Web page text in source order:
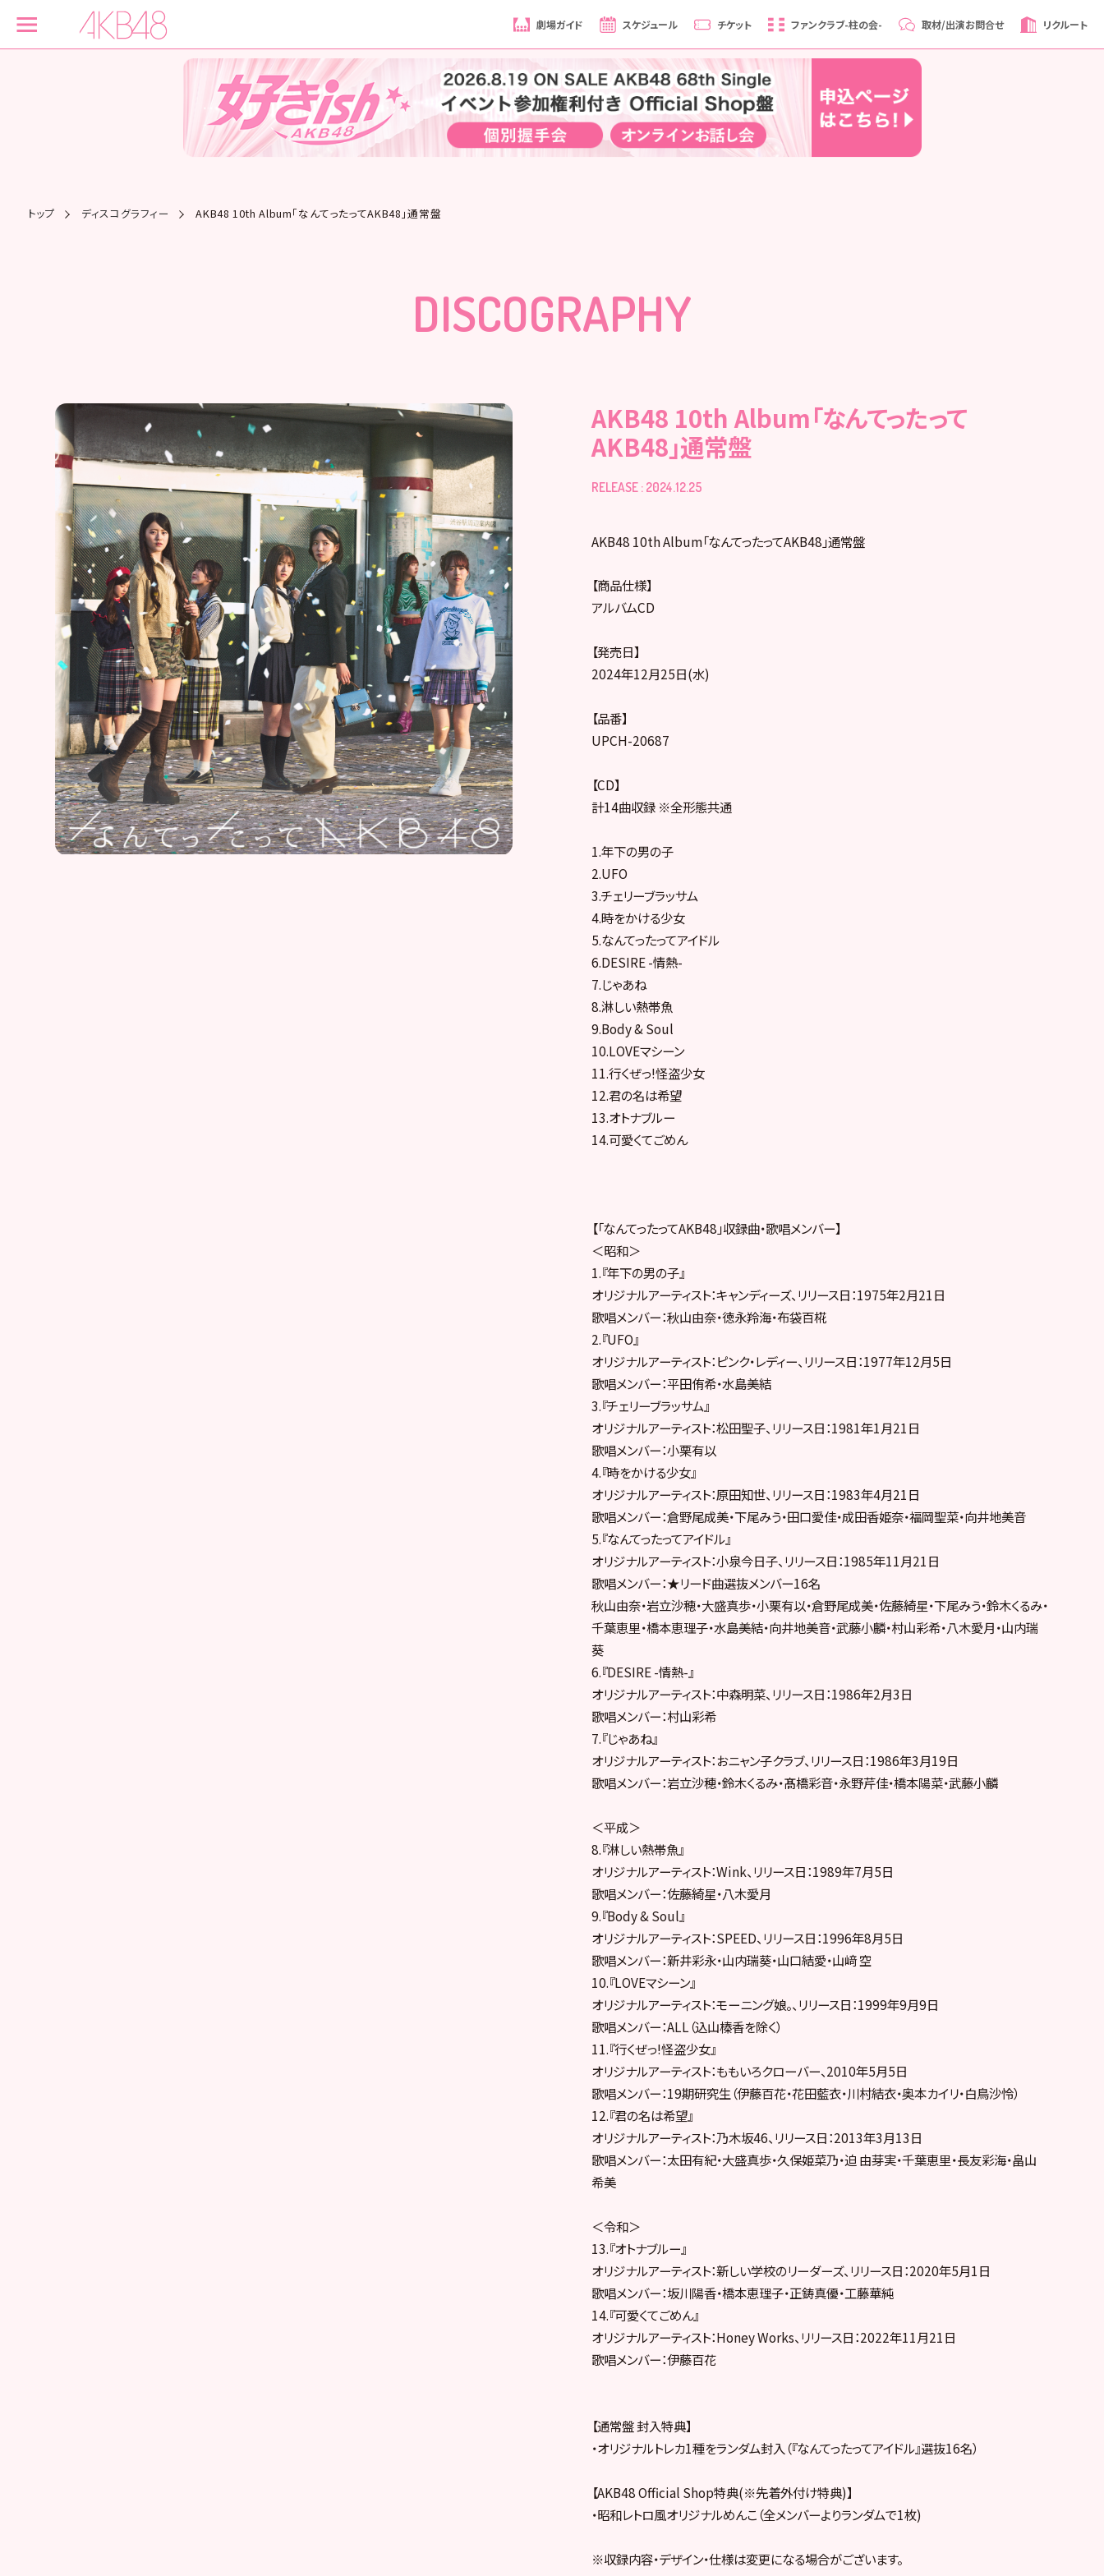
劇場ガイド スケジュール チケット ファンクラブ-柱の会- 取材/出演お問合せ リクルート
トップ ディスコグラフィー AKB48 10th Album「なんてったってAKB48」通常盤
DISCOGRAPHY
AKB48 10th Album「なんてったって
AKB48」通常盤
RELEASE : 2024.12.25
AKB48 10th Album「なんてったってAKB48」通常盤
【商品仕様】
アルバムCD
【発売日】
2024年12月25日(水)
【品番】
UPCH-20687
【CD】
計14曲収録 ※全形態共通
1.年下の男の子
2.UFO
3.チェリーブラッサム
4.時をかける少女
5.なんてったってアイドル
6.DESIRE -情熱-
7.じゃあね
8.淋しい熱帯魚
9.Body & Soul
10.LOVEマシーン
11.行くぜっ!怪盗少女
12.君の名は希望
13.オトナブルー
14.可愛くてごめん
【「なんてったってAKB48」収録曲・歌唱メンバー】
＜昭和＞
1.『年下の男の子』
オリジナルアーティスト：キャンディーズ、リリース日：1975年2月21日
歌唱メンバー：秋山由奈・徳永羚海・布袋百椛
2.『UFO』
オリジナルアーティスト：ピンク・レディー、リリース日：1977年12月5日
歌唱メンバー：平田侑希・水島美結
3.『チェリーブラッサム』
オリジナルアーティスト：松田聖子、リリース日：1981年1月21日
歌唱メンバー：小栗有以
4.『時をかける少女』
オリジナルアーティスト：原田知世、リリース日：1983年4月21日
歌唱メンバー：倉野尾成美・下尾みう・田口愛佳・成田香姫奈・福岡聖菜・向井地美音
5.『なんてったってアイドル』
オリジナルアーティスト：小泉今日子、リリース日：1985年11月21日
歌唱メンバー：★リード曲選抜メンバー16名
秋山由奈・岩立沙穂・大盛真歩・小栗有以・倉野尾成美・佐藤綺星・下尾みう・鈴木くるみ・
千葉恵里・橋本恵理子・水島美結・向井地美音・武藤小麟・村山彩希・八木愛月・山内瑞
葵
6.『DESIRE -情熱-』
オリジナルアーティスト：中森明菜、リリース日：1986年2月3日
歌唱メンバー：村山彩希
7.『じゃあね』
オリジナルアーティスト：おニャン子クラブ、リリース日：1986年3月19日
歌唱メンバー：岩立沙穂・鈴木くるみ・髙橋彩音・永野芹佳・橋本陽菜・武藤小麟
＜平成＞
8.『淋しい熱帯魚』
オリジナルアーティスト：Wink、リリース日：1989年7月5日
歌唱メンバー：佐藤綺星・八木愛月
9.『Body & Soul』
オリジナルアーティスト：SPEED、リリース日：1996年8月5日
歌唱メンバー：新井彩永・山内瑞葵・山口結愛・山﨑 空
10.『LOVEマシーン』
オリジナルアーティスト：モーニング娘。、リリース日：1999年9月9日
歌唱メンバー：ALL（込山榛香を除く）
11.『行くぜっ!怪盗少女』
オリジナルアーティスト：ももいろクローバー、2010年5月5日
歌唱メンバー：19期研究生（伊藤百花・花田藍衣・川村結衣・奥本カイリ・白鳥沙怜）
12.『君の名は希望』
オリジナルアーティスト：乃木坂46、リリース日：2013年3月13日
歌唱メンバー：太田有紀・大盛真歩・久保姫菜乃・迫 由芽実・千葉恵里・長友彩海・畠山
希美
＜令和＞
13.『オトナブルー』
オリジナルアーティスト：新しい学校のリーダーズ、リリース日：2020年5月1日
歌唱メンバー：坂川陽香・橋本恵理子・正鋳真優・工藤華純
14.『可愛くてごめん』
オリジナルアーティスト：Honey Works、リリース日：2022年11月21日
歌唱メンバー：伊藤百花
【通常盤 封入特典】
・オリジナルトレカ1種をランダム封入（『なんてったってアイドル』選抜16名）
【AKB48 Official Shop特典(※先着外付け特典)】
・昭和レトロ風オリジナルめんこ（全メンバーよりランダムで1枚)
※収録内容・デザイン・仕様は変更になる場合がございます。